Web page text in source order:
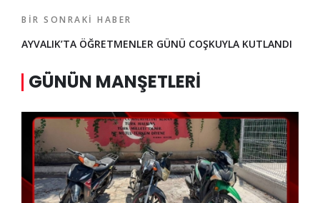
BIR SONRAKI HABER
AYVALIK’TA ÖĞRETMENLER GÜNÜ COŞKUYLA KUTLANDI
GÜNÜN MANŞETLERI